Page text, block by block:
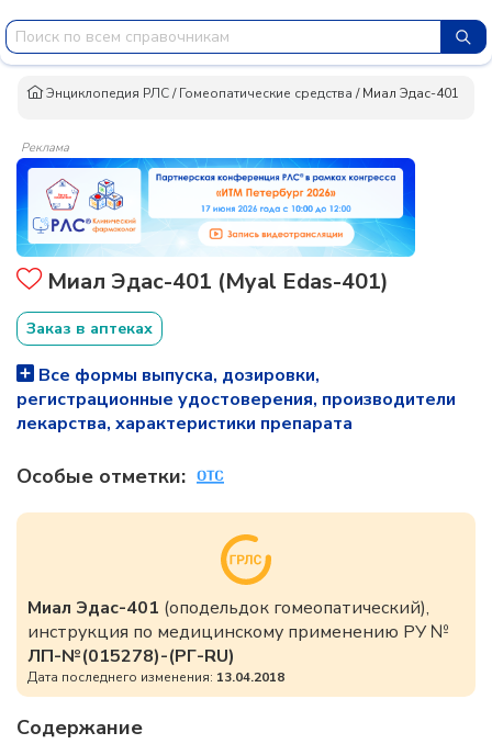
Энциклопедия РЛС/Гомеопатические средства /Миал Эдас-401
Реклама
Миал Эдас-401 (Myal Edas-401)
Заказ в аптеках
Все формы выпуска, дозировки,
регистрационные удостоверения, производители
лекарства, характеристики препарата
Особые отметки:
Миал Эдас-401 (оподельдок гомеопатический),
инструкция по медицинскому применению РУ №
ЛП-№(015278)-(РГ-RU)
Дата последнего изменения: 13.04.2018
Содержание